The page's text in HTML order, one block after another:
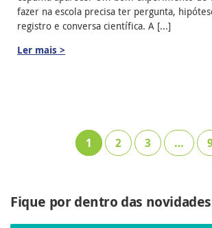
fazer na escola precisa ter pergunta,
registro e conversa científica. A [...]
Ler mais >
1 2 3 …
Fique por dentro das novidades